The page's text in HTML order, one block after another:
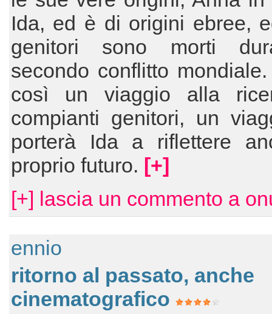
Ida, ed è di origini ebree,
genitori sono morti
secondo conflitto
così un viaggio alla
compianti genitori, un
porterà Ida a riflettere
proprio futuro. [+]
[+] lascia un commento a
ennio
ritorno al passato, anche
cinematografico